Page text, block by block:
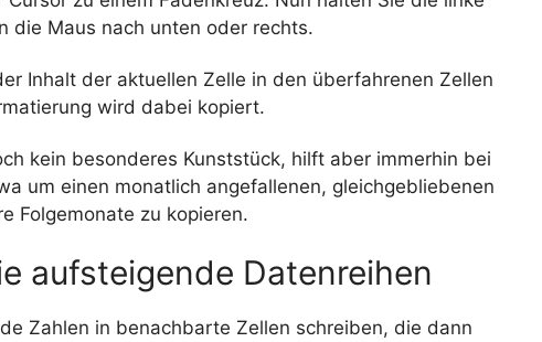
die Maus nach unten oder rechts.
Inhalt der aktuellen Zelle in den überfahrenen Zellen
wird dabei kopiert.
kein besonderes Kunststück, hilft aber immerhin bei
um einen monatlich angefallenen, gleichgebliebenen
Folgemonate zu kopieren.
aufsteigende Datenreihen
Zahlen in benachbarte Zellen schreiben, die dann